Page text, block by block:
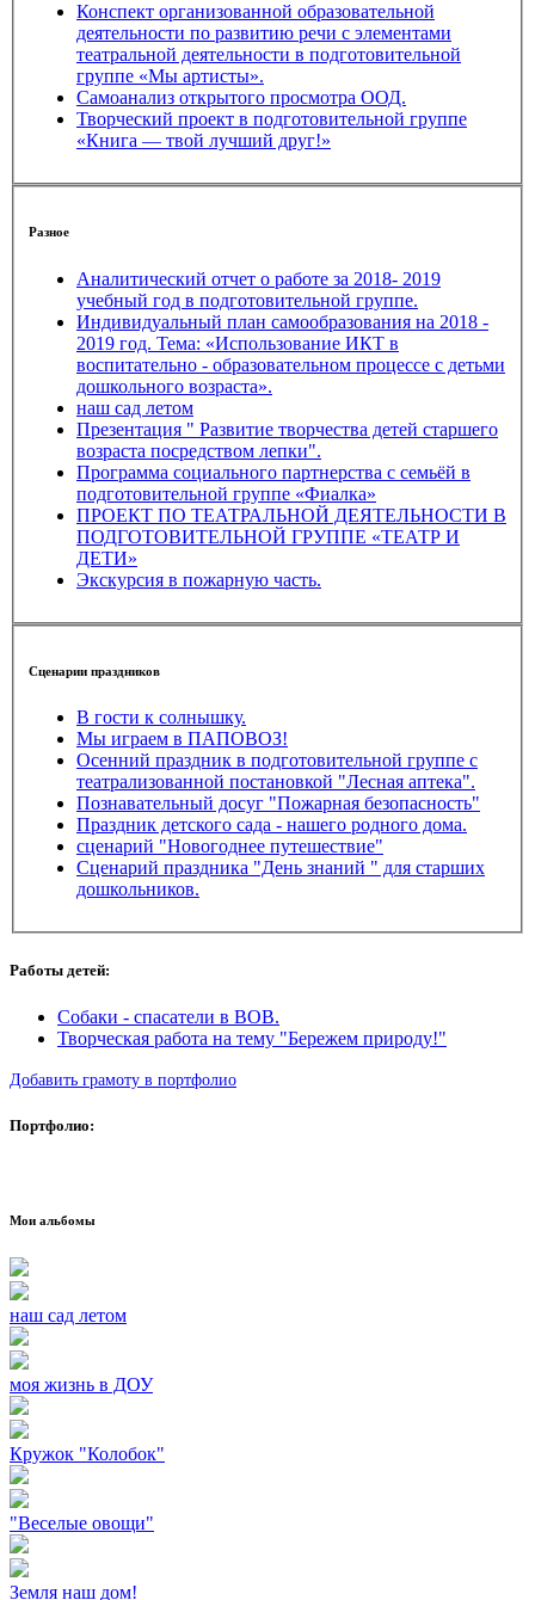
Конспект организованной образовательной
деятельности по развитию речи с элементами
театральной деятельности в подготовительной
группе «Мы артисты».
Самоанализ открытого просмотра ООД.
Творческий проект в подготовительной группе
«Книга — твой лучший друг!»
Разное
Аналитический отчет о работе за 2018- 2019
учебный год в подготовительной группе.
Индивидуальный план самообразования на 2018 -
2019 год. Тема: «Использование ИКТ в
воспитательно - образовательном процессе с детьми
дошкольного возраста».
наш сад летом
Презентация " Развитие творчества детей старшего
возраста посредством лепки".
Программа социального партнерства с семьёй в
подготовительной группе «Фиалка»
ПРОЕКТ ПО ТЕАТРАЛЬНОЙ ДЕЯТЕЛЬНОСТИ В
ПОДГОТОВИТЕЛЬНОЙ ГРУППЕ «ТЕАТР И
ДЕТИ»
Экскурсия в пожарную часть.
Сценарии праздников
В гости к солнышку.
Мы играем в ПАПОВОЗ!
Осенний праздник в подготовительной группе с
театрализованной постановкой "Лесная аптека".
Познавательный досуг "Пожарная безопасность"
Праздник детского сада - нашего родного дома.
сценарий "Новогоднее путешествие"
Сценарий праздника "День знаний " для старших
дошкольников.
Работы детей:
Собаки - спасатели в ВОВ.
Творческая работа на тему "Бережем природу!"
Добавить грамоту в портфолио
Портфолио:
Мои альбомы
наш сад летом
моя жизнь в ДОУ
Кружок "Колобок"
"Веселые овощи"
Земля наш дом!